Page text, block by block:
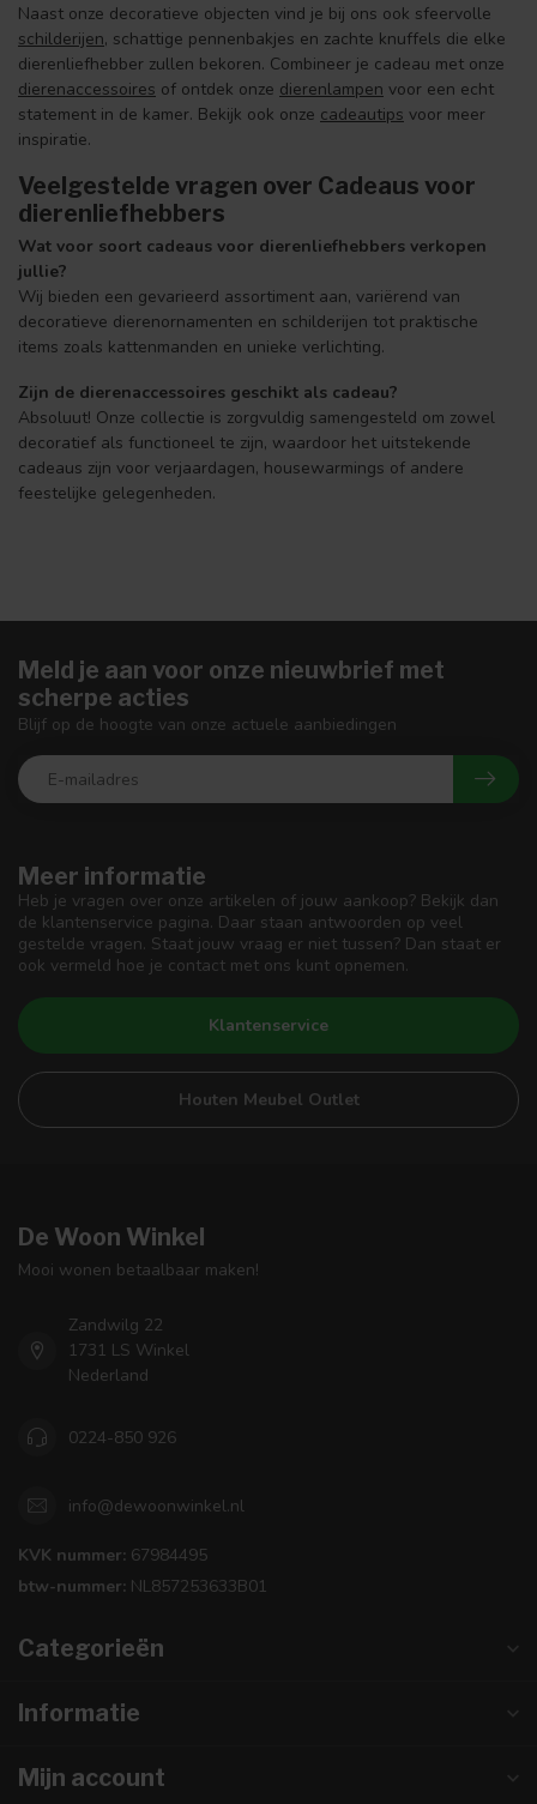
Naast onze decoratieve objecten vind je bij ons ook sfeervolle
schilderijen, schattige pennenbakjes en zachte knuffels die elke
dierenliefhebber zullen bekoren. Combineer je cadeau met onze
dierenaccessoires of ontdek onze dierenlampen voor een echt
statement in de kamer. Bekijk ook onze cadeautips voor meer
inspiratie.
Veelgestelde vragen over Cadeaus voor
dierenliefhebbers
Wat voor soort cadeaus voor dierenliefhebbers verkopen
jullie?
Wij bieden een gevarieerd assortiment aan, variërend van
decoratieve dierenornamenten en schilderijen tot praktische
items zoals kattenmanden en unieke verlichting.
Zijn de dierenaccessoires geschikt als cadeau?
Absoluut! Onze collectie is zorgvuldig samengesteld om zowel
decoratief als functioneel te zijn, waardoor het uitstekende
cadeaus zijn voor verjaardagen, housewarmings of andere
feestelijke gelegenheden.
Meer informatie
Heb je vragen over onze artikelen of jouw aankoop? Bekijk dan
de klantenservice pagina. Daar staan antwoorden op veel
gestelde vragen. Staat jouw vraag er niet tussen? Dan staat er
ook vermeld hoe je contact met ons kunt opnemen.
Klantenservice
Houten Meubel Outlet
Meld je aan voor onze nieuwbrief met
scherpe acties
Blijf op de hoogte van onze actuele aanbiedingen
De Woon Winkel
Mooi wonen betaalbaar maken!
Zandwilg 22
1731 LS Winkel
Nederland
0224-850 926
info@dewoonwinkel.nl
KVK nummer: 67984495
btw-nummer: NL857253633B01
Categorieën
Informatie
Mijn account